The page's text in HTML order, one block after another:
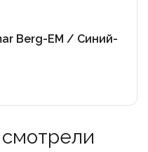
Berg-EM / Синий-